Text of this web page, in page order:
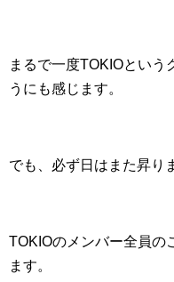
まるで一度TOKIOという
うにも感じます。
でも、必ず日はまた昇り
TOKIOのメンバー全員の
ます。